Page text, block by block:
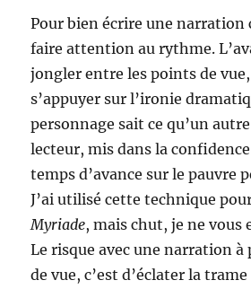
Pour bien écrire une narration
faire attention au rythme.
jongler entre les points de vue,
s’appuyer sur l’ironie
personnage sait ce qu’un
lecteur, mis dans la
temps d’avance sur le pauvre
J’ai utilisé cette technique
Myriade, mais chut, je ne vous
Le risque avec une narration
de vue, c’est d’éclater la